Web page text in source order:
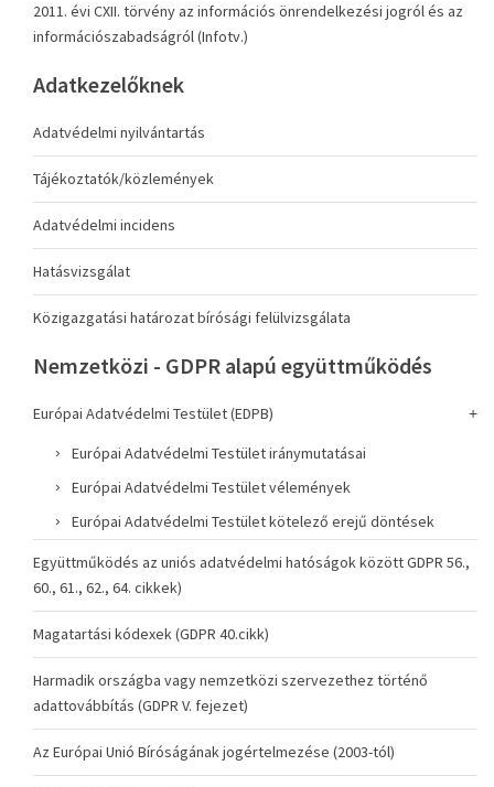
2011. évi CXII. törvény az információs önrendelkezési jogról és az
információszabadságról (Infotv.)
Adatkezelőknek
Adatvédelmi nyilvántartás
Tájékoztatók/közlemények
Adatvédelmi incidens
Hatásvizsgálat
Közigazgatási határozat bírósági felülvizsgálata
Nemzetközi - GDPR alapú együttműködés
Európai Adatvédelmi Testület (EDPB)
Európai Adatvédelmi Testület iránymutatásai
Európai Adatvédelmi Testület vélemények
Európai Adatvédelmi Testület kötelező erejű döntések
Együttműködés az uniós adatvédelmi hatóságok között GDPR 56.,
60., 61., 62., 64. cikkek)
Magatartási kódexek (GDPR 40.cikk)
Harmadik országba vagy nemzetközi szervezethez történő
adattovábbítás (GDPR V. fejezet)
Az Európai Unió Bíróságának jogértelmezése (2003-tól)